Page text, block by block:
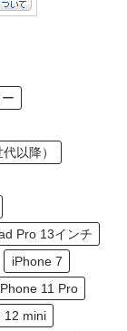
以降）
Pro 13インチ
iPhone 7
11 Pro
12 mini